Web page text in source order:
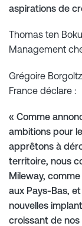
aspirations de
Thomas ten
Management
Grégoire
France déclare :
« Comme
ambitions pour
apprêtons à
territoire, nous
Mileway,
aux Pays-Bas,
nouvelles
croissant de